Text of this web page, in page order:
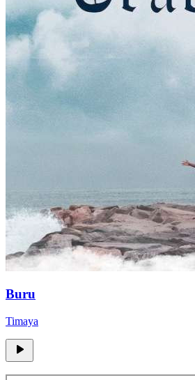
Buru
Timaya